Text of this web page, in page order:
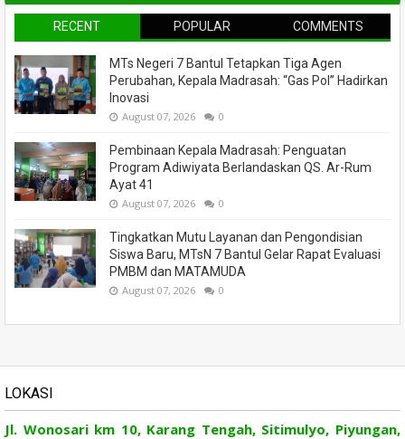
RECENT POPULAR COMMENTS
MTs Negeri 7 Bantul Tetapkan Tiga Agen
Perubahan, Kepala Madrasah: “Gas Pol” Hadirkan
Inovasi
August 07, 2026 0
Pembinaan Kepala Madrasah: Penguatan
Program Adiwiyata Berlandaskan QS. Ar-Rum
Ayat 41
August 07, 2026 0
Tingkatkan Mutu Layanan dan Pengondisian
Siswa Baru, MTsN 7 Bantul Gelar Rapat Evaluasi
PMBM dan MATAMUDA
August 07, 2026 0
LOKASI
Jl. Wonosari km 10, Karang Tengah, Sitimulyo, Piyungan,